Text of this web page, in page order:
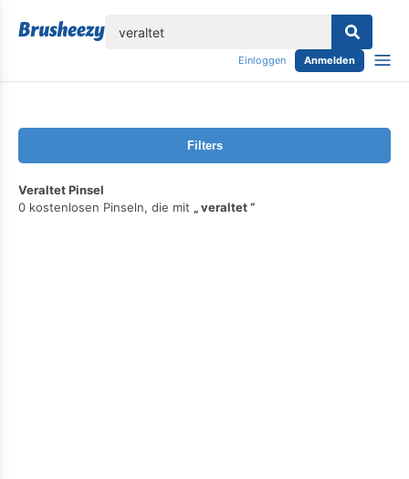
Einloggen Anmelden
Filters
Veraltet Pinsel
0 kostenlosen Pinseln, die mit
veraltet